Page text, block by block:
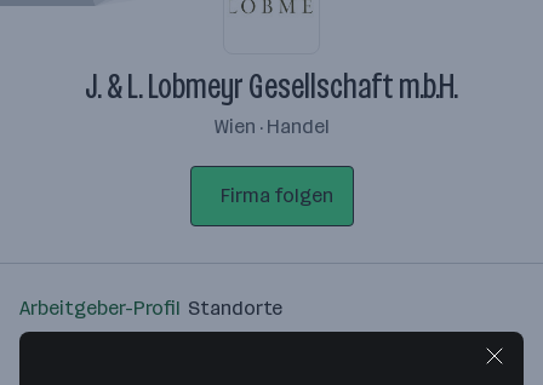
J. & L. Lobmeyr Gesellschaft m.b.H.
Wien · Handel
Firma folgen
Arbeitgeber-Profil Standorte